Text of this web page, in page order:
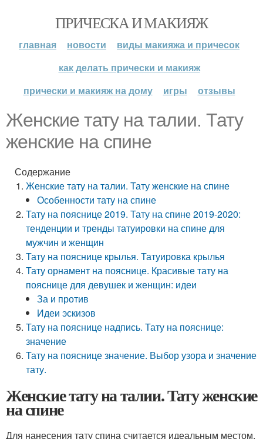
ПРИЧЕСКА И МАКИЯЖ
главная новости
виды макияжа и причесок
как делать прически и макияж
прически и макияж на дому
игры отзывы
Женские тату на талии. Тату
женские на спине
Содержание
Женские тату на талии. Тату женские на спине
Особенности тату на спине
Тату на пояснице 2019. Тату на спине 2019-2020:
тенденции и тренды татуировки на спине для
мужчин и женщин
Тату на пояснице крылья. Татуировка крылья
Тату орнамент на пояснице. Красивые тату на
пояснице для девушек и женщин: идеи
За и против
Идеи эскизов
Тату на пояснице надпись. Тату на пояснице:
значение
Тату на пояснице значение. Выбор узора и значение
тату.
Женские тату на талии. Тату женские
на спине
Для нанесения тату спина считается идеальным местом.